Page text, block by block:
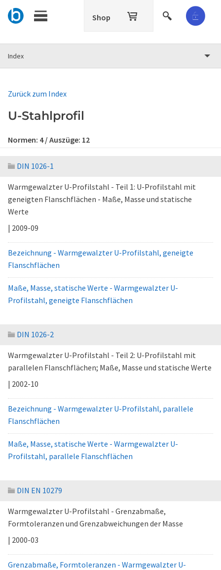
Shop
Index
Zurück zum Index
U-Stahlprofil
Normen: 4/ Auszüge: 12
DIN 1026-1
Warmgewalzter U-Profilstahl - Teil 1: U-Profilstahl mit
geneigten Flanschflächen - Maße, Masse und statische
Werte
| 2009-09
Bezeichnung - Warmgewalzter U-Profilstahl, geneigte
Flanschflächen
Maße, Masse, statische Werte - Warmgewalzter U-
Profilstahl, geneigte Flanschflächen
DIN 1026-2
Warmgewalzter U-Profilstahl - Teil 2: U-Profilstahl mit
parallelen Flanschflächen; Maße, Masse und statische Werte
| 2002-10
Bezeichnung - Warmgewalzter U-Profilstahl, parallele
Flanschflächen
Maße, Masse, statische Werte - Warmgewalzter U-
Profilstahl, parallele Flanschflächen
DIN EN 10279
Warmgewalzter U-Profilstahl - Grenzabmaße,
Formtoleranzen und Grenzabweichungen der Masse
| 2000-03
Grenzabmaße, Formtoleranzen - Warmgewalzter U-